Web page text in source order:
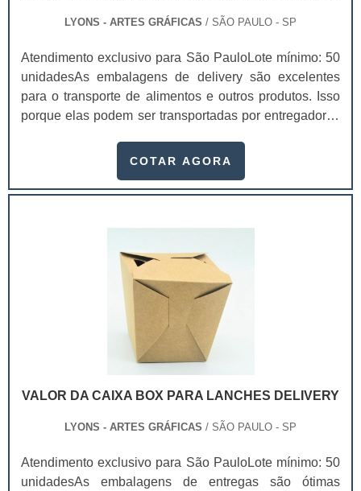
LYONS - ARTES GRÁFICAS / SÃO PAULO - SP
Atendimento exclusivo para São PauloLote mínimo: 50
unidadesAs embalagens de delivery são excelentes
para o transporte de alimentos e outros produtos. Isso
porque elas podem ser transportadas por entregadores
rápida. Existem diversas peças personalizados, que
para lanches delivery pode variar.Essas embalagens
alimentício, farmacêutico e cosmético. Com.
COTAR AGORA
VALOR DA CAIXA BOX PARA LANCHES DELIVERY
LYONS - ARTES GRÁFICAS / SÃO PAULO - SP
Atendimento exclusivo para São PauloLote mínimo: 50
unidadesAs embalagens de entregas são ótimas